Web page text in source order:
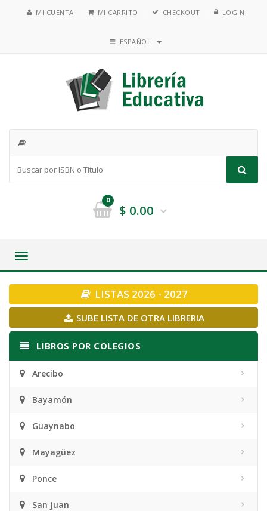
MI CUENTA MI CARRITO CHECKOUT LOGIN
ESPAÑOL
0
$ 0.00
Toggle
LISTAS 2026 - 2027
SUBE LISTA DE OTRA LIBRERIA
LIBROS POR COLEGIOS
Arecibo
Bayamón
Guaynabo
Mayagüez
Ponce
San Juan